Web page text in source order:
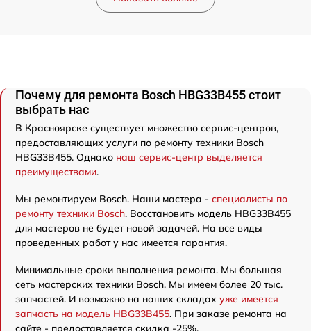
Почему для ремонта Bosch HBG33B455 стоит
выбрать нас
В Красноярске существует множество сервис-центров,
предоставляющих услуги по ремонту техники Bosch
HBG33B455. Однако наш сервис-центр выделяется
преимуществами.
Мы ремонтируем Bosch. Наши мастера - специалисты по
ремонту техники Bosch. Восстановить модель HBG33B455
для мастеров не будет новой задачей. На все виды
проведенных работ у нас имеется гарантия.
Минимальные сроки выполнения ремонта. Мы большая
сеть мастерских техники Bosch. Мы имеем более 20 тыс.
запчастей. И возможно на наших складах уже имеется
запчасть на модель HBG33B455. При заказе ремонта на
сайте - предоставляется скидка -25%.